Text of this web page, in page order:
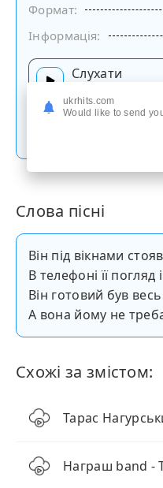
Формат:
Інформація:
Слухати
Слова пісні
Він під вікнами
В телефоні її погляд
Він готовий був весь
А вона йому не
Схожі за змістом:
ukrhits.com
Would like to send